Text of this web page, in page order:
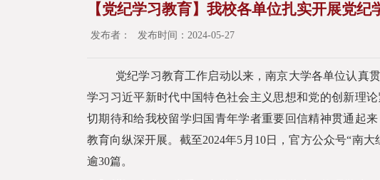
【党纪学习教育】我校各单位扎实开展党纪
发布者： 发布时间：2024-05-27
党纪学习教育工作启动以来，南京大学各单位认真
学习习近平新时代中国特色社会主义思想和党的创新理
切期待和给我校留学归国青年学者重要回信精神贯通起
教育向纵深开展。截至2024年5 月 10日，官方公众号“南大
逾30篇。